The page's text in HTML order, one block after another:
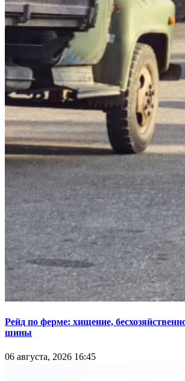
Рейд по ферме: хищение,
шины
06 августа, 2026 16:45